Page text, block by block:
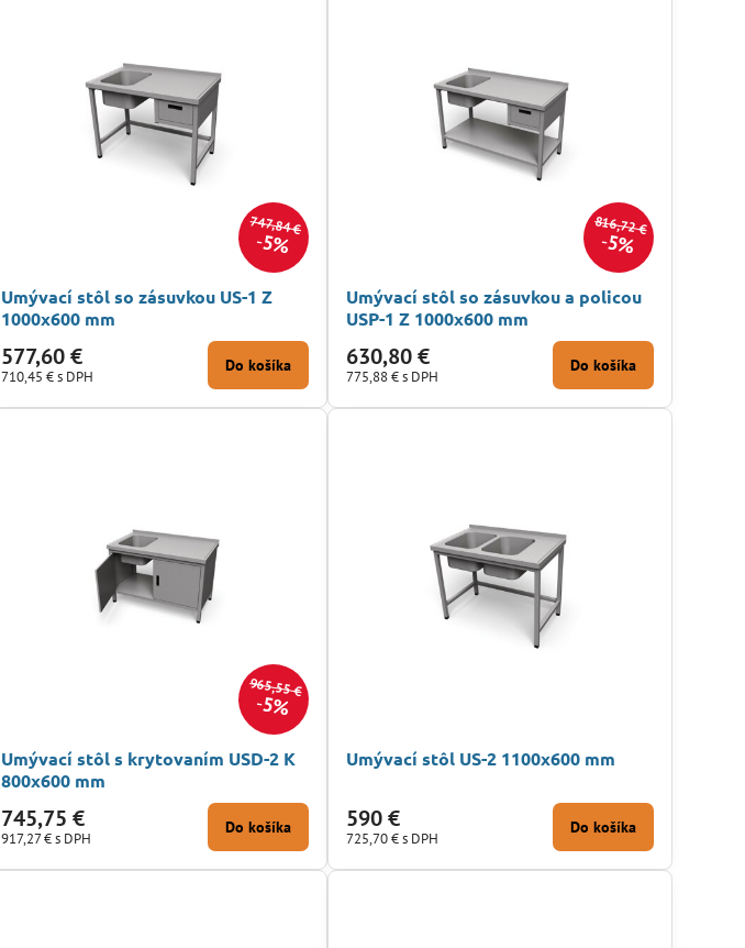
747,84 €
5%
Umývací stôl so zásuvkou US-1 Z
1000x600 mm
577,60 €
710,45 €s DPH
Do košíka
816,72 €
5%
Umývací stôl so zásuvkou a policou
USP-1 Z 1000x600 mm
630,80 €
775,88 €s DPH
Do košíka
965,55 €
5%
Umývací stôl s krytovaním USD-2 K
800x600 mm
745,75 €
917,27 €s DPH
Do košíka
Umývací stôl US-2 1100x600 mm
590 €
725,70 €s DPH
Do košíka